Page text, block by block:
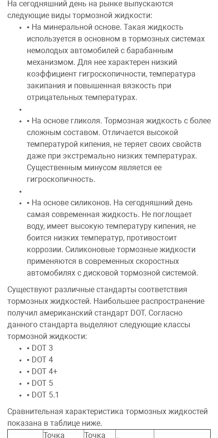
На сегодняшний день на рынке выпускаются
следующие виды тормозной жидкости:
• На минеральной основе. Такая жидкость
используется в основном в тормозных системах
немолодых автомобилей с барабанным
механизмом. Для нее характерен низкий
коэффициент гигроскопичности, температура
закипания и повышенная вязкость при
отрицательных температурах.
• На основе гликоля. Тормозная жидкость с более
сложным составом. Отличается высокой
температурой кипения, не теряет своих свойств
даже при экстремально низких температурах.
Существенным минусом является ее
гигроскопичность.
• На основе силиконов. На сегодняшний день
самая современная жидкость. Не поглощает
воду, имеет высокую температуру кипения, не
боится низких температур, противостоит
коррозии. Силиконовые тормозные жидкости
применяются в современных скоростных
автомобилях с дисковой тормозной системой.
Существуют различные стандарты соответствия
тормозных жидкостей. Наибольшее распространение
получил американский стандарт DOT. Согласно
данного стандарта выделяют следующие классы
тормозной жидкости:
• DOT 3
• DOT 4
• DOT 4+
• DOT 5
• DOT 5.1
Сравнительная характеристика тормозных жидкостей
показана в таблице ниже.
Точка
Точка